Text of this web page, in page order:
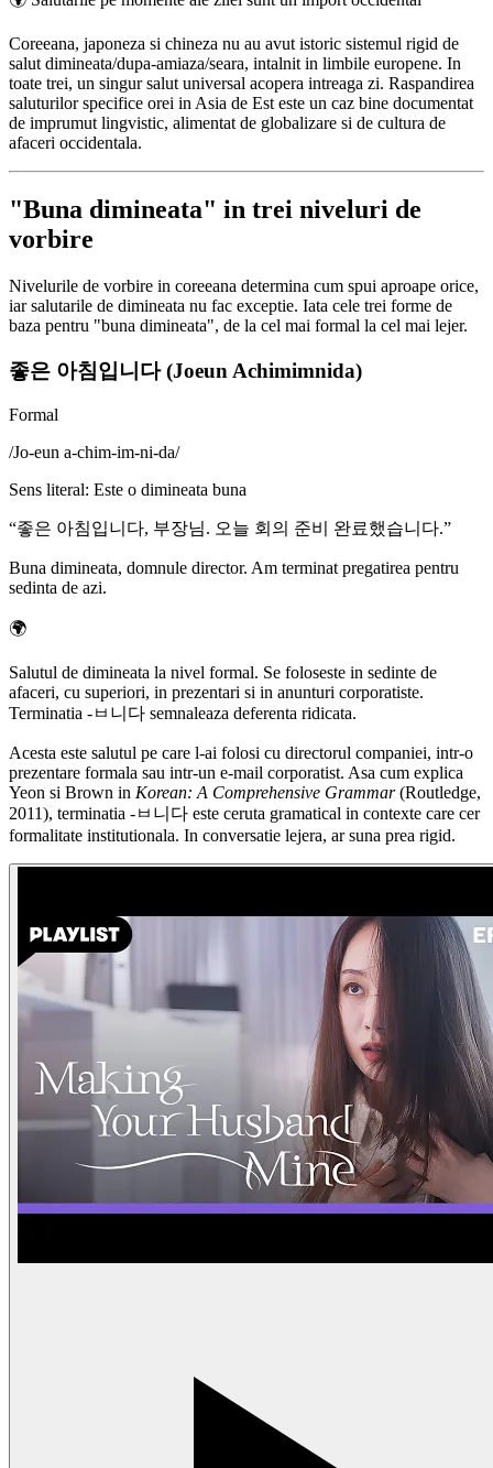
Coreeana, japoneza si chineza nu au avut istoric sistemul rigid de
salut dimineata/dupa-amiaza/seara, intalnit in limbile europene. In
toate trei, un singur salut universal acopera intreaga zi. Raspandirea
saluturilor specifice orei in Asia de Est este un caz bine documentat
de imprumut lingvistic, alimentat de globalizare si de cultura de
afaceri occidentala.
"Buna dimineata" in trei niveluri de
vorbire
Nivelurile de vorbire in coreeana determina cum spui aproape orice,
iar salutarile de dimineata nu fac exceptie. Iata cele trei forme de
baza pentru "buna dimineata", de la cel mai formal la cel mai lejer.
좋은 아침입니다 (Joeun Achimimnida)
Formal
/Jo-eun a-chim-im-ni-da/
Sens literal: Este o dimineata buna
“좋은 아침입니다, 부장님. 오늘 회의 준비 완료했습니다.”
Buna dimineata, domnule director. Am terminat pregatirea pentru
sedinta de azi.
🌍
Salutul de dimineata la nivel formal. Se foloseste in sedinte de
afaceri, cu superiori, in prezentari si in anunturi corporatiste.
Terminatia -ㅂ니다 semnaleaza deferenta ridicata.
Acesta este salutul pe care l-ai folosi cu directorul companiei, intr-o
prezentare formala sau intr-un e-mail corporatist. Asa cum explica
Yeon si Brown in Korean: A Comprehensive Grammar(Routledge,
2011), terminatia -ㅂ니다 este ceruta gramatical in contexte care cer
formalitate institutionala. In conversatie lejera, ar suna prea rigid.